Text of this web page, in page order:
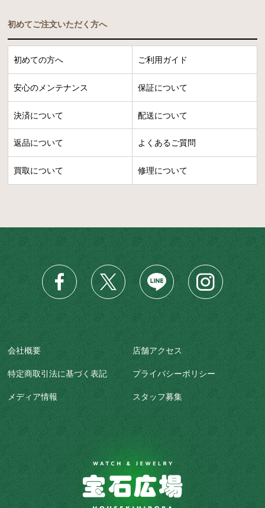
初めてご注文いただく方へ
初めての方へ ご利用ガイド
安心のメンテナンス 保証について
決済について 配送について
返品について よくあるご質問
買取について 修理について
会社概要 店舗アクセス
特定商取引法に基づく表記 プライバシーポリシー
メディア情報 スタッフ募集